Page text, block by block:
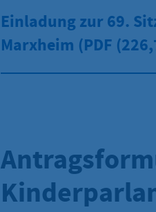
Einladung zur 69.
Marxheim (PDF